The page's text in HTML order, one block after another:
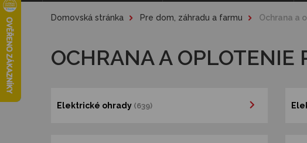
Domovská stránka Pre dom, záhradu a farmu Ochrana a
OCHRANA A OPLOTENIE
Elektrické ohrady (639)